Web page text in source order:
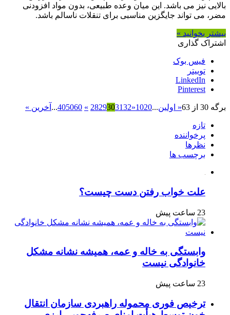
بالایی نیز می باشد. این میان وعده طبیعی، بدون مواد افزودنی
مضر، می تواند جایگزین مناسبی برای تنقلات ناسالم باشد.
بیشتر بخوانید »
اشتراک گذاری
فیس بوک
توییتر
LinkedIn
Pinterest
برگه 30 از 63 « اولین...
1020
«
2829303132
»
405060
... آخرین »
تازه
پرخواننده
نظرها
برچسب ها
علت خواب رفتن دست چیست؟
23 ساعت پیش
وابستگی به خاله و عمه، همیشه نشانه مشکل
خانوادگی نیست
23 ساعت پیش
ترخیص فوری محموله راهبردی سازمان انتقال